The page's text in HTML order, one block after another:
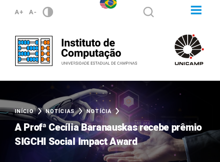
A+ A-
INÍCIO NOTÍCIAS NOTÍCIA
A Profª Cecília Baranauskas recebe prêmio
SIGCHI Social Impact Award